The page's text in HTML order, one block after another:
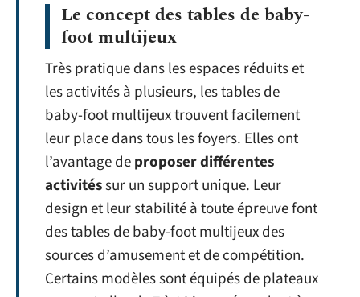
Le concept des tables de baby-
foot multijeux
Très pratique dans les espaces réduits et
les activités à plusieurs, les tables de
baby-foot multijeux trouvent facilement
leur place dans tous les foyers. Elles ont
l’avantage deproposer différentes
activitéssur un support unique. Leur
design et leur stabilité à toute épreuve font
des tables de baby-foot multijeux des
sources d’amusement et de compétition.
Certains modèles sont équipés de plateaux